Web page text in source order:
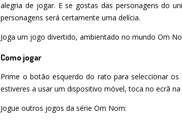
alegria de jogar. E se gostas das personagens do
personagens será certamente uma delícia.
Joga um jogo divertido, ambientado no mundo Om
Como jogar
Prime o botão esquerdo do rato para seleccionar
estiveres a usar um dispositivo móvel, toca no ecrã
Jogue outros jogos da série Om Nom: